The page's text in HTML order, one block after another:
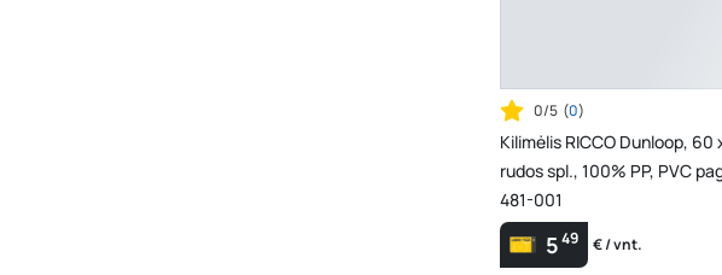
0/5 (0)
Kilimėlis RICCO Dunloop, 60
rudos spl., 100% PP, PVC
481-001
549 € / vnt.